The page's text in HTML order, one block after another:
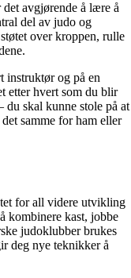
avgjørende å lære å
del av judo og
over kroppen, rulle
instruktør og på en
etter hvert som du blir
du skal kunne stole på at
samme for ham eller
for all videre utvikling
kombinere kast, jobbe
judoklubber brukes
deg nye teknikker å